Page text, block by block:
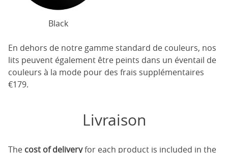
Black
En dehors de notre gamme standard de couleurs, nos
lits peuvent également être peints dans un éventail de
couleurs à la mode pour des frais supplémentaires
€179.
Livraison
The cost of deliveryfor each product is included in the